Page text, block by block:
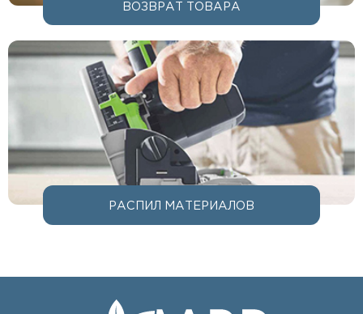
ВОЗВРАТ ТОВАРА
РАСПИЛ МАТЕРИАЛОВ